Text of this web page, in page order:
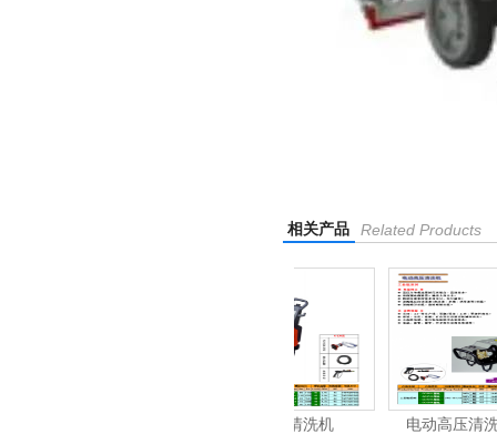
相关产品 Related Products
电动高压清洗机工业级